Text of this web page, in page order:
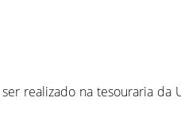
realizado na tesouraria da